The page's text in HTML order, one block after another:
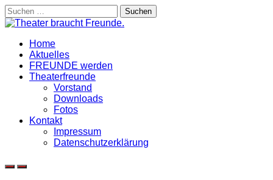
Skip
to
Suchen
nach:
Home
Aktuelles
FREUNDE werden
Theaterfreunde
Vorstand
Downloads
Fotos
Kontakt
Impressum
Datenschutzerklärung